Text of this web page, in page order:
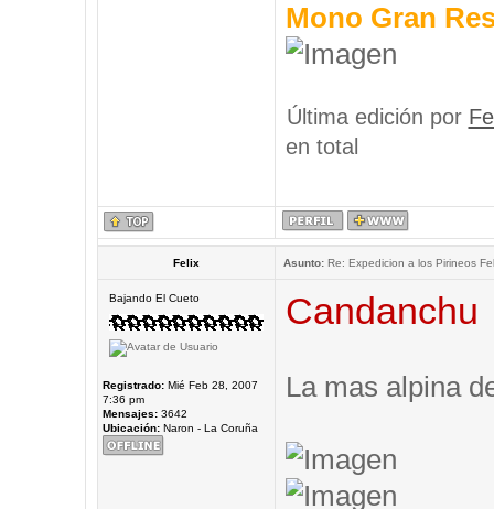
Mono Gran
Última edición por
en total
Felix Asunto:Re: Expedicion a los Pirineos
Bajando El Cueto
Registrado:Mié Feb 28, 2007
7:36 pm
Mensajes:3642
Ubicación:Naron - La Coruña
Candanchu
La mas alpina